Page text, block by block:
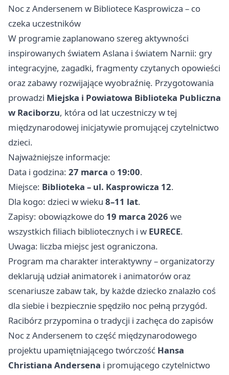
Noc z Andersenem w Bibliotece Kasprowicza – co
czeka uczestników
W programie zaplanowano szereg aktywności
inspirowanych światem Aslana i światem Narnii: gry
integracyjne, zagadki, fragmenty czytanych opowieści
oraz zabawy rozwijające wyobraźnię. Przygotowania
prowadzi Miejska i Powiatowa Biblioteka Publiczna
w Raciborzu, która od lat uczestniczy w tej
międzynarodowej inicjatywie promującej czytelnictwo
dzieci.
Najważniejsze informacje:
Data i godzina: 27 marca o 19:00.
Miejsce: Biblioteka – ul. Kasprowicza 12.
Dla kogo: dzieci w wieku 8–11 lat.
Zapisy: obowiązkowe do 19 marca 2026 we
wszystkich filiach bibliotecznych i w EURECE.
Uwaga: liczba miejsc jest ograniczona.
Program ma charakter interaktywny – organizatorzy
deklarują udział animatorek i animatorów oraz
scenariusze zabaw tak, by każde dziecko znalazło coś
dla siebie i bezpiecznie spędziło noc pełną przygód.
Racibórz przypomina o tradycji i zachęca do zapisów
Noc z Andersenem to część międzynarodowego
projektu upamiętniającego twórczość Hansa
Christiana Andersena i promującego czytelnictwo